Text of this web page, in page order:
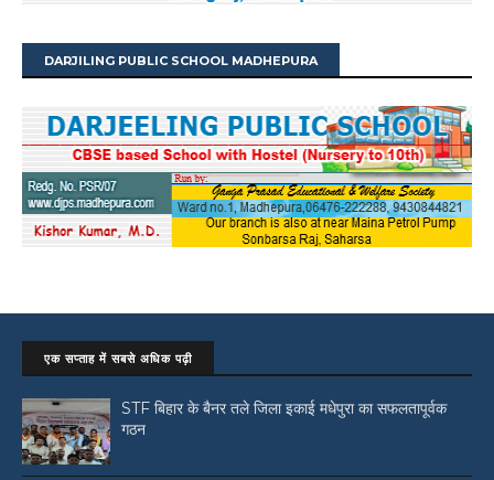
DARJILING PUBLIC SCHOOL MADHEPURA
एक सप्ताह में सबसे अधिक पढ़ी
STF बिहार के बैनर तले जिला इकाई मधेपुरा का सफलतापूर्वक
गठन